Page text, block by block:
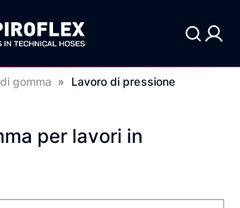
gomma » Lavoro di pressione
per lavori in